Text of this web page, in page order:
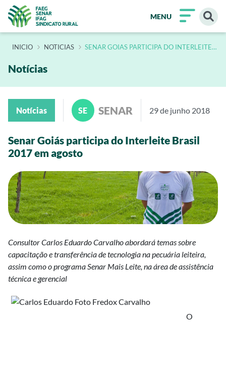
MENU
INÍCIO NOTICIAS SENAR GOIAS PARTICIPA DO INTERLEITE
Notícias
Notícias SE SENAR 29 de junho 2018
Senar Goiás participa do Interleite Brasil
2017 em agosto
Consultor Carlos Eduardo Carvalho abordará temas sobre
capacitação e transferência de tecnologia na pecuária leiteira,
assim como o programa Senar Mais Leite, na área de assistência
técnica e gerencial
O